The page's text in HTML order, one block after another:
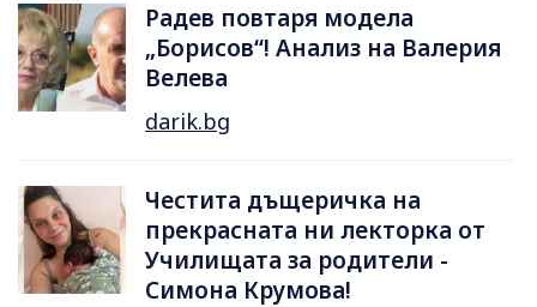
Радев повтаря модела
„Борисов“! Анализ на Валерия
Велева
darik.bg
Честита дъщеричка на
прекрасната ни лекторка от
Училищата за родители -
Симона Крумова!